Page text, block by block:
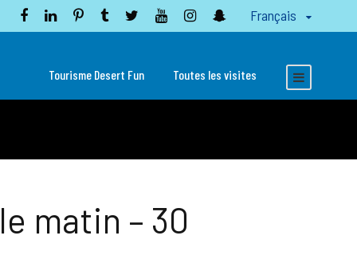
Français
Tourisme Desert Fun Toutes les visites
matin – 30